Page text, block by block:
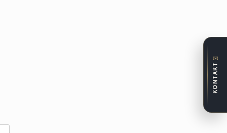
✉
KONTAKT